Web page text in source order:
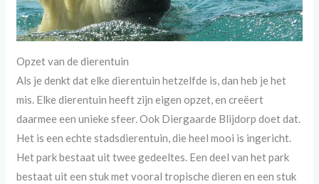
Opzet van de dierentuin
Als je denkt dat elke dierentuin hetzelfde is, dan heb je het
mis. Elke dierentuin heeft zijn eigen opzet, en creëert
daarmee een unieke sfeer. Ook Diergaarde Blijdorp doet dat.
Het is een echte stadsdierentuin, die heel mooi is ingericht.
Het park bestaat uit twee gedeeltes. Een deel van het park
bestaat uit een stuk met vooral tropische dieren en een stuk